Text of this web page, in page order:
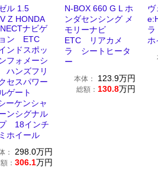
ル 1.5
Z HONDA
ナビゲ
ン ETC
ンドスポッ
フォメーシ
ハンズフリ
セスパワー
ゲート
ーケンシャ
ンシグナル
18インチ
ホイール
： 298.0万円
： 306.1万円
N-BOX 660 G L ホ
ンダセンシング メ
モリーナビ
ETC リアカメ
ラ シートヒータ
ー
本体： 123.9万円
総額： 130.8万円
ヴ
ホ